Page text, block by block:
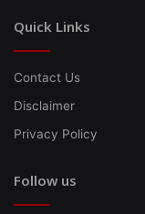
Quick Links
Contact Us
Disclaimer
Privacy Policy
Follow us